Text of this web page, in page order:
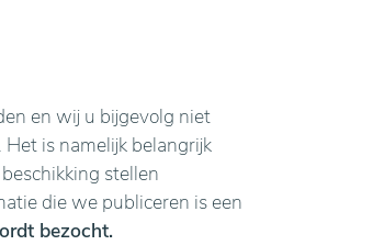
en wij u bijgevolg niet
is namelijk belangrijk
stellen
die we publiceren is een
bezocht.